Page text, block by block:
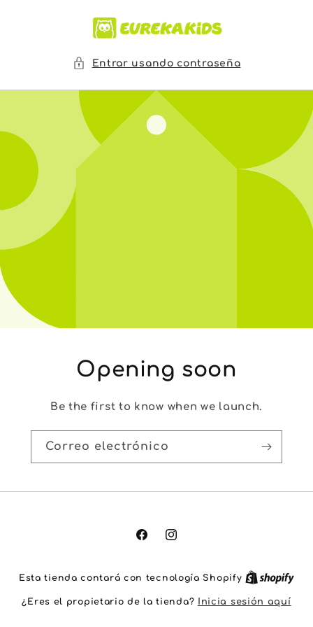
Entrar usando contraseña
Opening soon
Be the first to know when we launch.
Correo electrónico
FacebookInstagram
Esta tienda contará con tecnología Shopify
¿Eres el propietario de la tienda? Inicia sesión aquí